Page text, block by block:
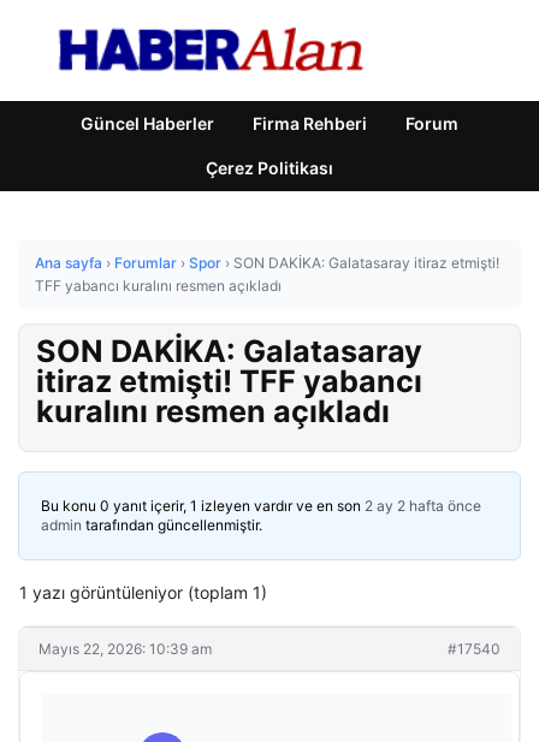
Güncel Haberler Firma Rehberi Forum
Çerez Politikası
Ana sayfa › Forumlar › Spor › SON DAKİKA: Galatasaray itiraz etmişti!
TFF yabancı kuralını resmen açıkladı
SON DAKİKA: Galatasaray
itiraz etmişti! TFF yabancı
kuralını resmen açıkladı
Bu konu 0 yanıt içerir, 1 izleyen vardır ve en son 2 ay 2 hafta önce
admin tarafından güncellenmiştir.
1 yazı görüntüleniyor (toplam 1)
Mayıs 22, 2026: 10:39 am #17540